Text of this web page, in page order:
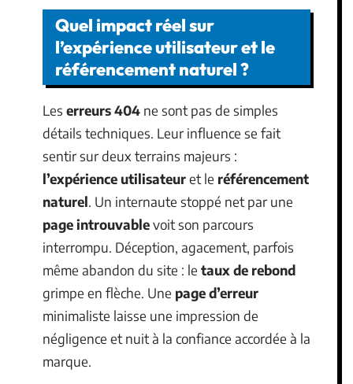
Quel impact réel sur
l’expérience utilisateur et le
référencement naturel ?
Les erreurs 404 ne sont pas de simples
détails techniques. Leur influence se fait
sentir sur deux terrains majeurs :
l’expérience utilisateuret le référencement
naturel. Un internaute stoppé net par une
page introuvablevoit son parcours
interrompu. Déception, agacement, parfois
même abandon du site : le taux de rebond
grimpe en flèche. Une page d’erreur
minimaliste laisse une impression de
négligence et nuit à la confiance accordée à la
marque.